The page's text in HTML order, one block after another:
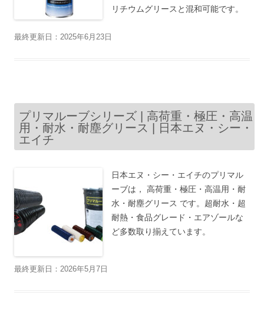
リチウムグリースと混和可能です。
最終更新日：2025年6月23日
プリマルーブシリーズ | 高荷重・極圧・高温
用・耐水・耐塵グリース | 日本エヌ・シー・
エイチ
日本エヌ・シー・エイチのプリマル
ーブは， 高荷重・極圧・高温用・耐
水・耐塵グリース です。超耐水・超
耐熱・食品グレード・エアゾールな
ど多数取り揃えています。
最終更新日：2026年5月7日